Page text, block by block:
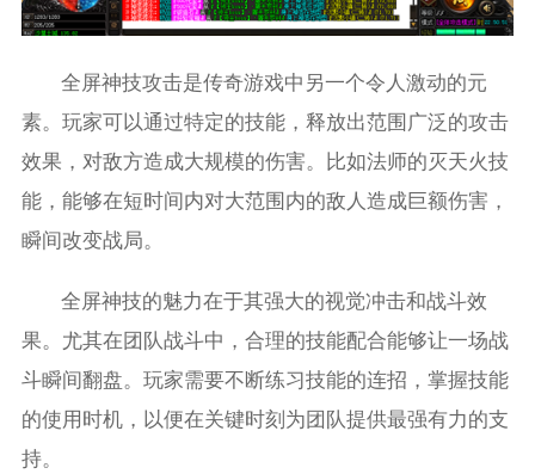
全屏神技攻击是传奇游戏中另一个令人激动的元
素。玩家可以通过特定的技能，释放出范围广泛的攻击
效果，对敌方造成大规模的伤害。比如法师的灭天火技
能，能够在短时间内对大范围内的敌人造成巨额伤害，
瞬间改变战局。
全屏神技的魅力在于其强大的视觉冲击和战斗效
果。尤其在团队战斗中，合理的技能配合能够让一场战
斗瞬间翻盘。玩家需要不断练习技能的连招，掌握技能
的使用时机，以便在关键时刻为团队提供最强有力的支
持。